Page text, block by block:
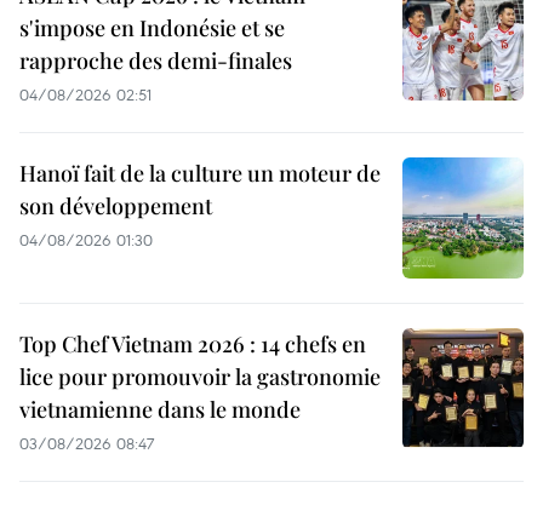
s'impose en Indonésie et se
rapproche des demi-finales
04/08/2026 02:51
Hanoï fait de la culture un moteur de
son développement
04/08/2026 01:30
Top Chef Vietnam 2026 : 14 chefs en
lice pour promouvoir la gastronomie
vietnamienne dans le monde
03/08/2026 08:47